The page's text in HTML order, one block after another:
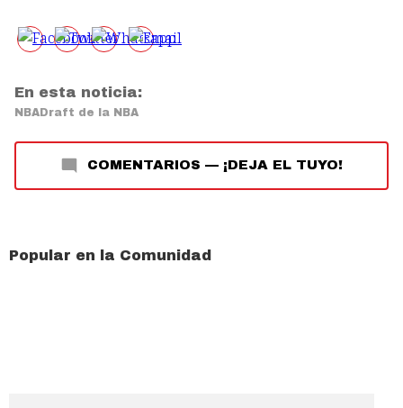
En esta noticia:
NBADraft de la NBA
COMENTARIOS — ¡DEJA EL TUYO!
Popular en la Comunidad